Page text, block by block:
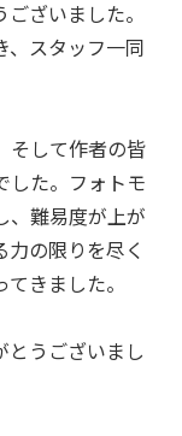
ざいました。
、スタッフ一同
そして作者の皆
した。フォトモ
、難易度が上が
の限りを尽く
きました。
うございまし